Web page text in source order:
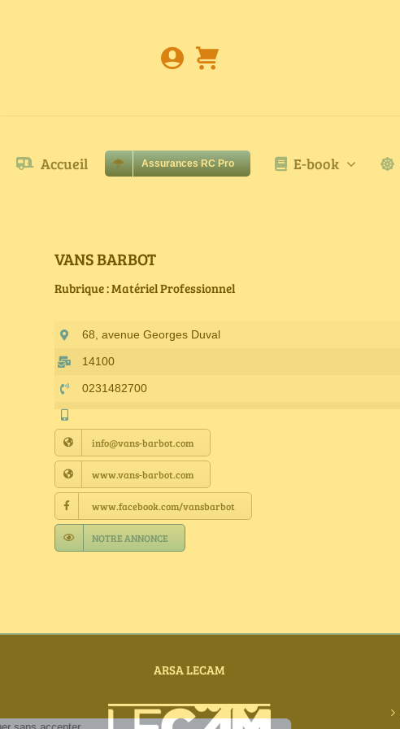
Accueil Assurances RC Pro E-book
VANS BARBOT
Rubrique : Matériel Professionnel
68, avenue Georges Duval
14100
0231482700
info@vans-barbot.com
www.vans-barbot.com
www.facebook.com/vansbarbot
NOTRE ANNONCE
ARSA LECAM